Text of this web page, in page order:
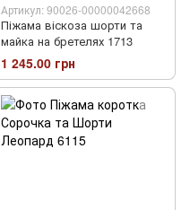
Артикул: 90026-00000042668
Піжама віскоза шорти та
майка на бретелях 1713
1 245.00 грн